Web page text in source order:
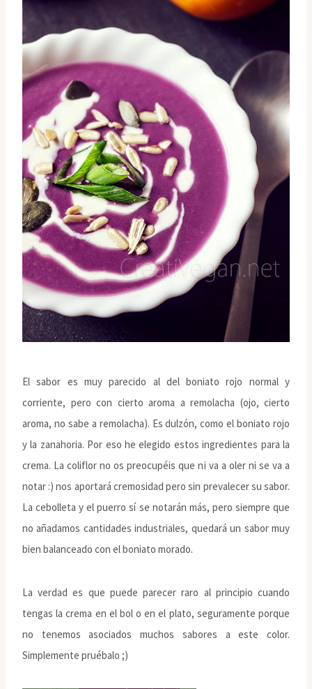
El sabor es muy parecido al del boniato rojo normal y
corriente, pero con cierto aroma a remolacha (ojo, cierto
aroma, no sabe a remolacha). Es dulzón, como el boniato rojo
y la zanahoria. Por eso he elegido estos ingredientes para la
crema. La coliflor no os preocupéis que ni va a oler ni se va a
notar :) nos aportará cremosidad pero sin prevalecer su sabor.
La cebolleta y el puerro sí se notarán más, pero siempre que
no añadamos cantidades industriales, quedará un sabor muy
bien balanceado con el boniato morado.
La verdad es que puede parecer raro al principio cuando
tengas la crema en el bol o en el plato, seguramente porque
no tenemos asociados muchos sabores a este color.
Simplemente pruébalo ;)